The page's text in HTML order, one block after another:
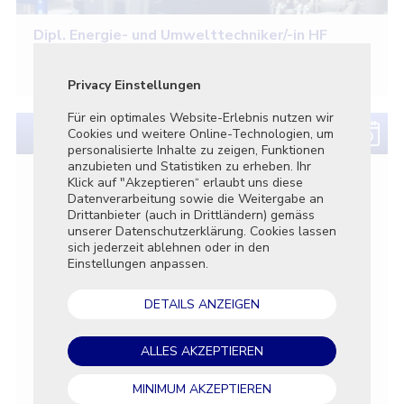
Dipl. Energie- und Umwelttechniker/-in HF
Privacy Einstellungen
Für ein optimales Website-Erlebnis nutzen wir
Cookies und weitere Online-Technologien, um
personalisierte Inhalte zu zeigen, Funktionen
anzubieten und Statistiken zu erheben. Ihr
Klick auf "Akzeptieren“ erlaubt uns diese
Datenverarbeitung sowie die Weitergabe an
Drittanbieter (auch in Drittländern) gemäss
unserer Datenschutzerklärung. Cookies lassen
sich jederzeit ablehnen oder in den
Einstellungen anpassen.
DETAILS ANZEIGEN
ALLES AKZEPTIEREN
MINIMUM AKZEPTIEREN
Dieses
Tracker
Webseite